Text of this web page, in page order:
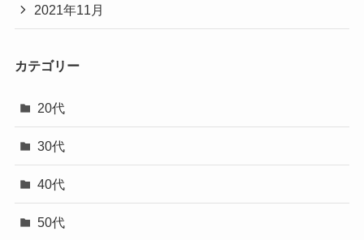
2021年11月
カテゴリー
20代
30代
40代
50代